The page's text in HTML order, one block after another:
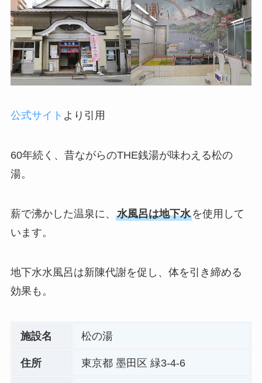
公式サイト より引用
60年続く、昔ながらのTHE銭湯が味わえる松の
湯。
薪で沸かした温泉に、 水風呂は地下水を使用して
います。
地下水水風呂は新陳代謝を促し、体を引き締める
効果も。
施設名 松の湯
住所 東京都 墨田区 緑3-4-6